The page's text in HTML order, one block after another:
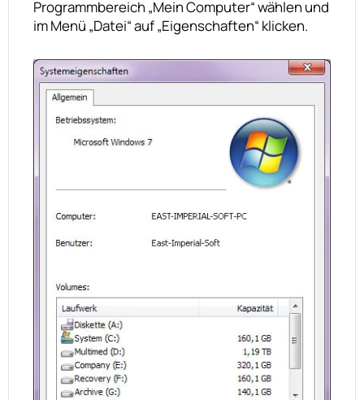
Programmbereich „Mein Computer“ wählen und
im Menü „Datei“ auf „Eigenschaften“ klicken.